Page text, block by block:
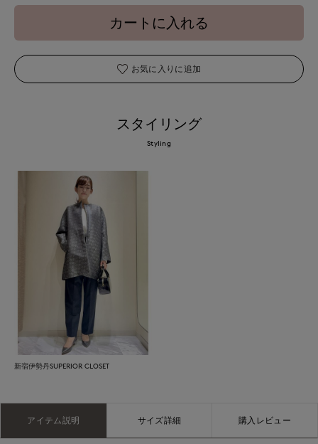
カートに入れる
お気に入りに追加
スタイリング
Styling
新宿伊勢丹SUPERIOR CLOSET
アイテム説明 サイズ詳細 購入レビュー